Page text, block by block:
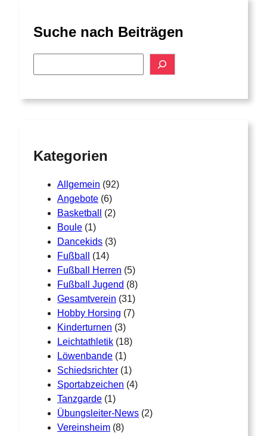
Suche nach Beiträgen
e
r
Kategorien
Allgemein (92)
Angebote (6)
Basketball
(2)
Boule (1)
Dancekids (3)
Fußball
(14)
Fußball Herren (5)
Fußball Jugend (8)
Gesamtverein (31)
Hobby Horsing (7)
Kinderturnen (3)
Leichtathletik (18)
Löwenbande (1)
Schiedsrichter (1)
Sportabzeichen (4)
Tanzgarde (1)
Übungsleiter-News (2)
Vereinsheim (8)